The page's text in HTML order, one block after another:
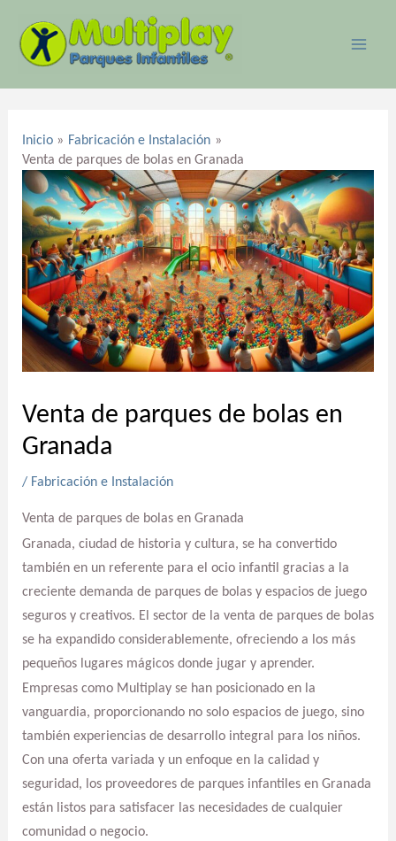
contenido
Inicio
Fabricación e Instalación
Venta de parques de bolas en Granada
Venta de parques de bolas en
Granada
/ Fabricación e Instalación
Venta de parques de bolas en Granada
Granada, ciudad de historia y cultura, se ha convertido
también en un referente para el ocio infantil gracias a la
creciente demanda de parques de bolas y espacios de juego
seguros y creativos. El sector de la venta de parques de bolas
se ha expandido considerablemente, ofreciendo a los más
pequeños lugares mágicos donde jugar y aprender.
Empresas como Multiplay se han posicionado en la
vanguardia, proporcionando no solo espacios de juego, sino
también experiencias de desarrollo integral para los niños.
Con una oferta variada y un enfoque en la calidad y
seguridad, los proveedores de parques infantiles en Granada
están listos para satisfacer las necesidades de cualquier
comunidad o negocio.
entradas